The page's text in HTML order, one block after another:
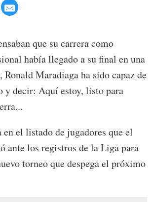
que su carrera como
había llegado a su final en una
Ronald Maradiaga ha sido capaz de
y decir: Aquí estoy, listo para
el listado de jugadores que el
ante los registros de la Liga para
torneo que despega el próximo